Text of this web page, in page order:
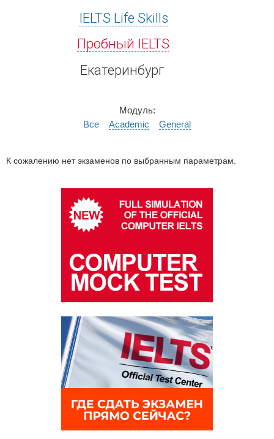
IELTS Life Skills
Пробный IELTS
Екатеринбург
Модуль:
Все
Academic General
К сожалению нет экзаменов по выбранным параметрам.